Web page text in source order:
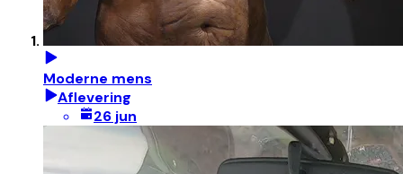
Moderne mens
Aflevering
26 jun